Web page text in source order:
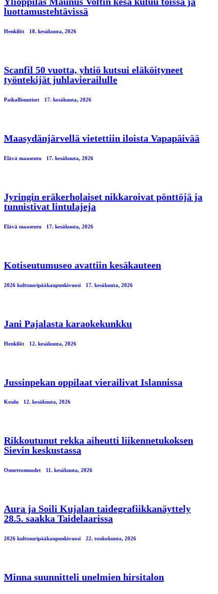
luottamustehtävissä
Henkilöt 18. kesäkuuta, 2026
Scanfil 50 vuotta, yhtiö kutsui eläköityneet
työntekijät juhlavierailulle
Paikallisuutiset 17. kesäkuuta, 2026
Maasydänjärvellä vietettiin iloista Vapapäivää
Elävä maaseutu 17. kesäkuuta, 2026
Jyringin eräkerholaiset nikkaroivat pönttöjä ja
tunnistivat lintulajeja
Elävä maaseutu 17. kesäkuuta, 2026
Kotiseutumuseo avattiin kesäkauteen
2026 kulttuuripääkaupunkivuosi 17. kesäkuuta, 2026
Jani Pajalasta karaokekunkku
Henkilöt 12. kesäkuuta, 2026
Jussinpekan oppilaat vierailivat Islannissa
Koulu 12. kesäkuuta, 2026
Rikkoutunut rekka aiheutti liikennetukoksen
Sievin keskustassa
Onnettomuudet 11. kesäkuuta, 2026
Aura ja Soili Kujalan taidegrafiikkanäyttely
28.5. saakka Taidelaarissa
2026 kulttuuripääkaupunkivuosi 22. toukokuuta, 2026
Minna suunnitteli unelmien hirsitalon